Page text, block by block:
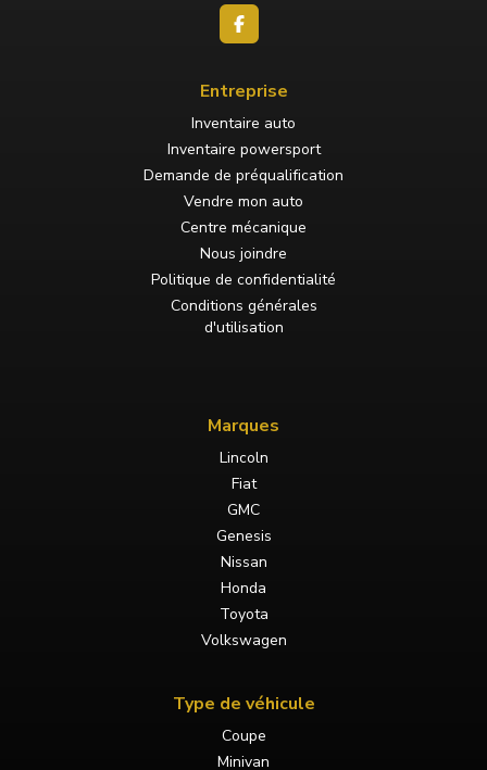
Entreprise
Inventaire auto
Inventaire powersport
Demande de préqualification
Vendre mon auto
Centre mécanique
Nous joindre
Politique de confidentialité
Conditions générales
d'utilisation
Marques
Lincoln
Fiat
GMC
Genesis
Nissan
Honda
Toyota
Volkswagen
Type de véhicule
Coupe
Minivan